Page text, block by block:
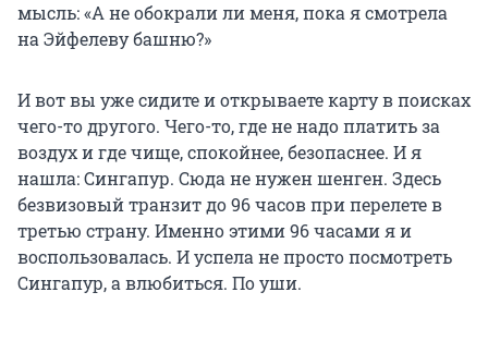
мысль: «А не обокрали ли меня, пока я смотрела
на Эйфелеву башню?»
И вот вы уже сидите и открываете карту в поисках
чего-то другого. Чего-то, где не надо платить за
воздух и где чище, спокойнее, безопаснее. И я
нашла: Сингапур. Сюда не нужен шенген. Здесь
безвизовый транзит до 96 часов при перелете в
третью страну. Именно этими 96 часами я и
воспользовалась. И успела не просто посмотреть
Сингапур, а влюбиться. По уши.